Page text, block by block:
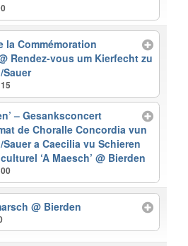
la Commémoration
Rendez-vous um Kierfecht zu
– Gesanksconcert
de Choralle Concordia vun
a Caecilia vu Schieren
‘A Maesch’@ Bierden
@ Bierden